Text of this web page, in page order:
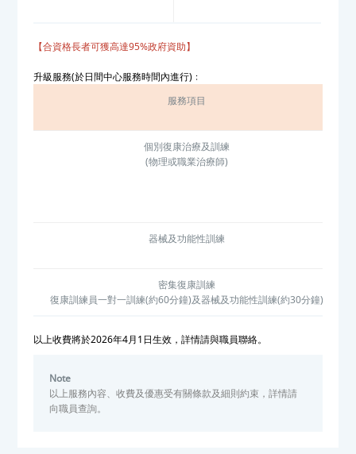
【合資格長者可獲高達95%政府資助】
升級服務(於日間中心服務時間內進行)﹕
服務項目
個別復康治療及訓練
(物理或職業治療師)
器械及功能性訓練
密集復康訓練
復康訓練員一對一訓練(約60分鐘)及器械及功能性訓練(約30分鐘)
以上收費將於2026年4月1日生效，詳情請與職員聯絡。
Note
以上服務內容、收費及優惠受有關條款及細則約束，詳情請
向職員查詢。